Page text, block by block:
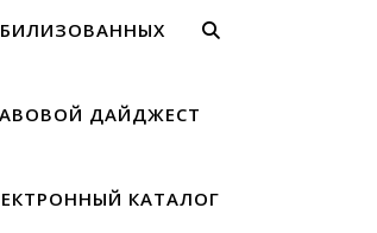
ДАЙДЖЕСТ
КАТАЛОГ